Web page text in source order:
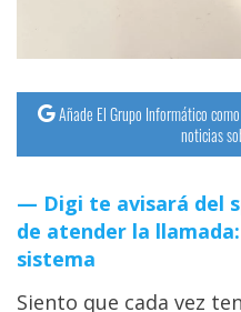
Añade El Grupo Informático
noticias
Digi te avisará del
de atender la
sistema
Siento que cada vez